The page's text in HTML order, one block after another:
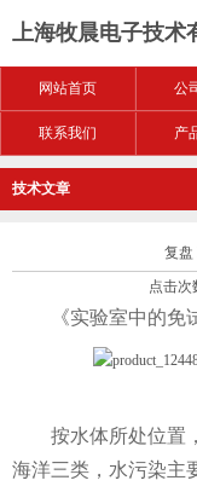
上海牧晨电子技术
网站首页 公
联系我们 产
技术文章
复盘
点击次
《实验室中的免
按水体所处位置
海洋三类，水污染主